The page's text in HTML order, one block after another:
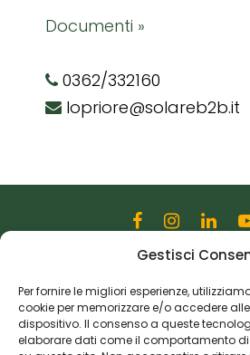
Gestisci
Per fornire le migliori esperienze,
cookie per memorizzare e/o accedere
dispositivo. Il consenso a queste
elaborare dati come il comportamento
Documenti »
0362/332160
lopriore@solareb2b.it
Via Martiri della Libertà, 28
20833 Giussano (MB)
P.I. 06982770965